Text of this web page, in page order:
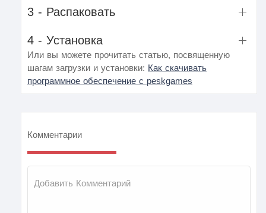
3 - Распаковать
4 - Установка
Или вы можете прочитать статью, посвященную
шагам загрузки и установки: Как скачивать
программное обеспечение с peskgames
Комментарии